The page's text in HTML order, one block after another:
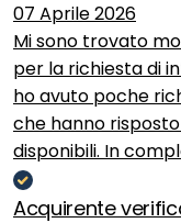
07 Aprile 2026
Mi sono trovato
per la richiesta di
ho avuto poche
che hanno
disponibili. In
Acquirente